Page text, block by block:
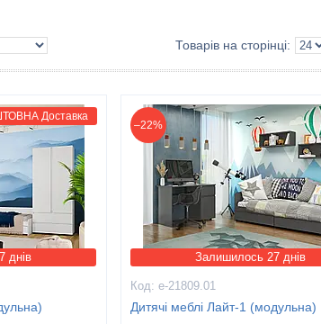
Доставка
днів
–22%
Залишилось 27 днів
е-21809.01
Дитячі меблі Лайт-1 (модульна)